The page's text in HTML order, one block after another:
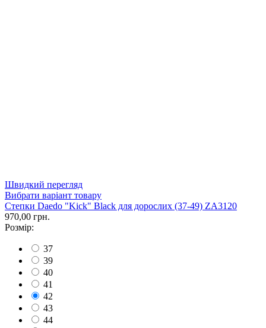
Швидкий перегляд
Вибрати варіант товару
Степки Daedo "Kick" Black для дорослих (37-49) ZA3120
970,00 грн.
Розмір:
37
39
40
41
42
43
44